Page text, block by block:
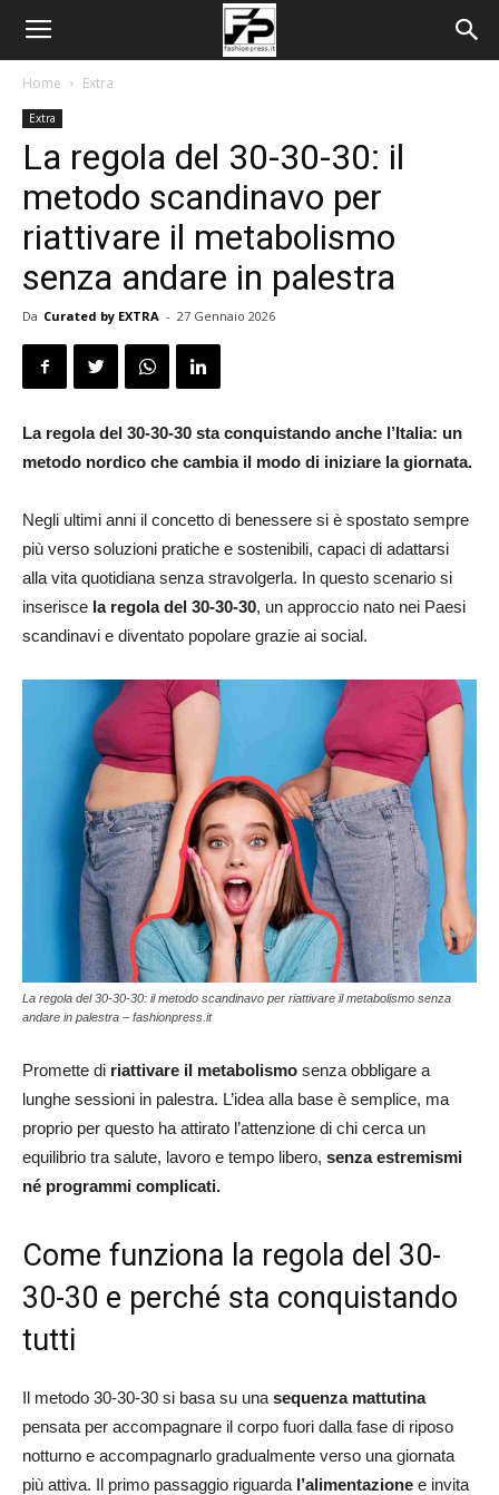
Home Extra
Extra
La regola del 30-30-30: il
metodo scandinavo per
riattivare il metabolismo
senza andare in palestra
Da Curated by EXTRA - 27 Gennaio 2026
La regola del 30-30-30 sta conquistando anche l’Italia: un
metodo nordico che cambia il modo di iniziare la giornata.
Negli ultimi anni il concetto di benessere si è spostato sempre
più verso soluzioni pratiche e sostenibili, capaci di adattarsi
alla vita quotidiana senza stravolgerla. In questo scenario si
inserisce la regola del 30-30-30, un approccio nato nei Paesi
scandinavi e diventato popolare grazie ai social.
La regola del 30-30-30: il metodo scandinavo per riattivare il metabolismo senza
andare in palestra – fashionpress.it
Promette di riattivare il metabolismo senza obbligare a
lunghe sessioni in palestra. L’idea alla base è semplice, ma
proprio per questo ha attirato l’attenzione di chi cerca un
equilibrio tra salute, lavoro e tempo libero, senza estremismi
né programmi complicati.
Come funziona la regola del 30-
30-30 e perché sta conquistando
tutti
Il metodo 30-30-30 si basa su una sequenza mattutina
pensata per accompagnare il corpo fuori dalla fase di riposo
notturno e accompagnarlo gradualmente verso una giornata
più attiva. Il primo passaggio riguarda l’alimentazione e invita